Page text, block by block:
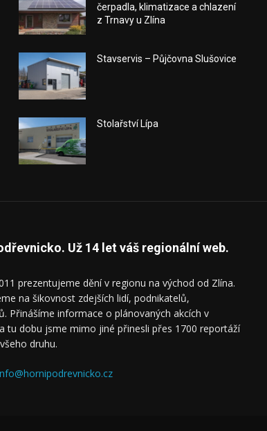
čerpadla, klimatizace a chlazení
z Trnavy u Zlína
Stavservis – Půjčovna Slušovice
Stolařství Lípa
Už 14 let váš regionální web.
prezentujeme dění v regionu na východ od Zlína.
na šikovnost zdejších lidí, podnikatelů,
Přinášíme informace o plánovaných akcích v
tu dobu jsme mimo jiné přinesli přes 1700 reportáží
druhu.